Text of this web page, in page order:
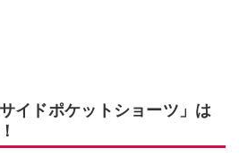
イドポケットショーツ」は